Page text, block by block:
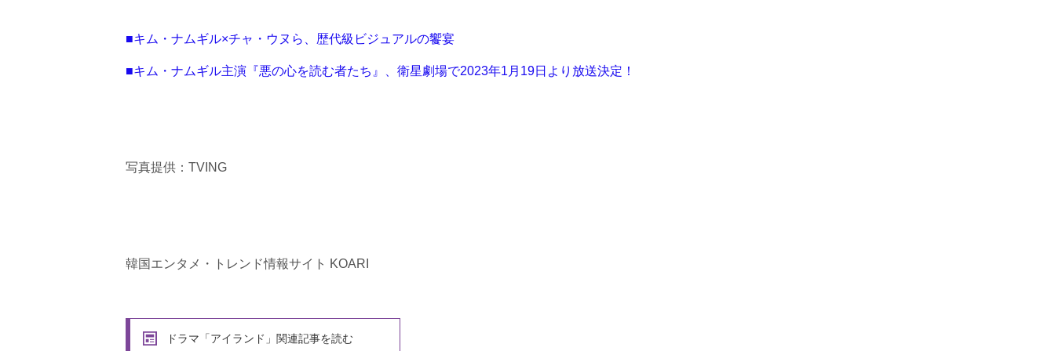
■キム・ナムギル×チャ・ウヌら、歴代級ビジュアルの饗宴
■キム・ナムギル主演『悪の心を読む者たち』、衛星劇場で2023年1月19日より放送決定！
写真提供：TVING
韓国エンタメ・トレンド情報サイト KOARI
ドラマ「アイランド」関連記事を読む